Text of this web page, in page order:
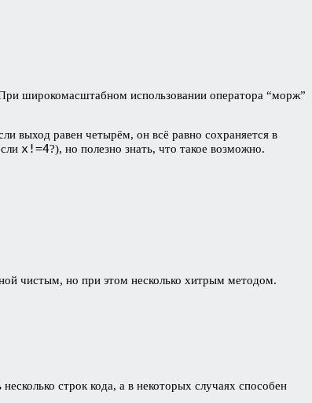
широкомасштабном использовании оператора “морж”
выход равен четырём, он всё равно сохраняется в
x!=4?), но полезно знать, что такое возможно.
чистым, но при этом несколько хитрым методом.
строк кода, а в некоторых случаях способен